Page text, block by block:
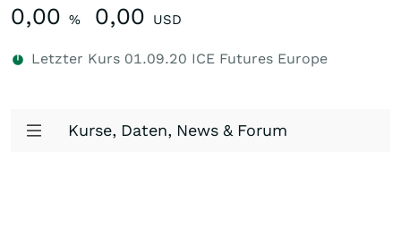
0,00 % 0,00 USD
Letzter Kurs 01.09.20 ICE Futures Europe
Kurse, Daten, News & Forum